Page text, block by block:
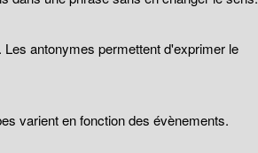
antonymes permettent d'exprimer le
varient en fonction des évènements.